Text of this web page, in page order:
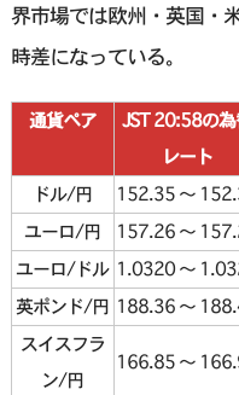
界市場では欧州・英国・
時差になっている。
通貨ペア
JST 20:58の為
レート
ドル/円
152.35 〜
ユーロ/円
157.26 〜
ユーロ/ドル 1.0320 〜
英ポンド/円 188.36 〜
スイスフラ
ン/円
166.85 〜